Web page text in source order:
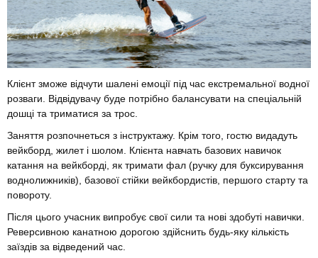
Клієнт зможе відчути шалені емоції під час екстремальної водної
розваги. Відвідувачу буде потрібно балансувати на спеціальній
дошці та триматися за трос.
Заняття розпочнеться з інструктажу. Крім того, гостю видадуть
вейкборд, жилет і шолом. Клієнта навчать базових навичок
катання на вейкборді, як тримати фал (ручку для буксирування
воднолижників), базової стійки вейкбордистів, першого старту та
повороту.
Після цього учасник випробує свої сили та нові здобуті навички.
Реверсивною канатною дорогою здійснить будь-яку кількість
заїздів за відведений час.